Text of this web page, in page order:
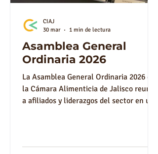
Asamblea General
Ordinaria 2026
La Asamblea General Ordinaria 2026 de
la Cámara Alimenticia de Jalisco reunió
a afiliados y liderazgos del sector en uno
año, se compartieron avances y se
CIAJ
30 mar
1 min de lectura